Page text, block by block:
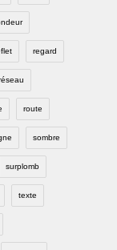
regard
route
sombre
surplomb
texte